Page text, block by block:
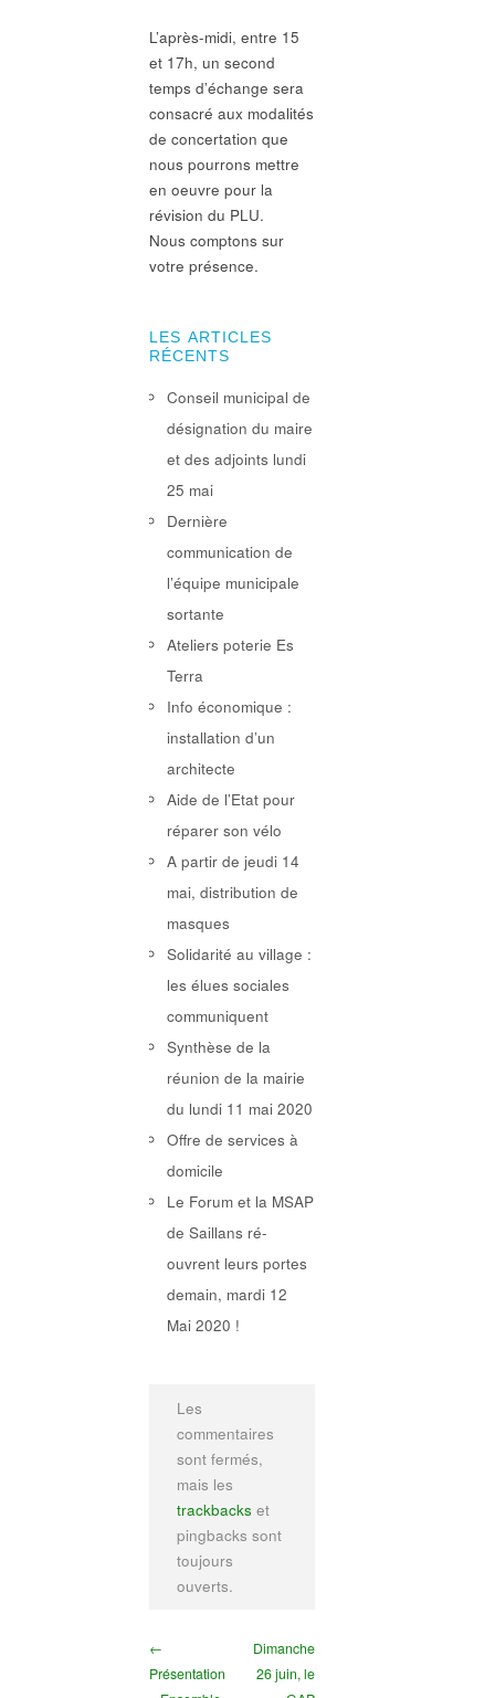
L’après-midi, entre 15
et 17h, un second
temps d’échange sera
consacré aux modalités
de concertation que
nous pourrons mettre
en oeuvre pour la
révision du PLU.
Nous comptons sur
votre présence.
LES ARTICLES
RÉCENTS
Conseil municipal de
désignation du maire
et des adjoints lundi
25 mai
Dernière
communication de
l’équipe municipale
sortante
Ateliers poterie Es
Terra
Info économique :
installation d’un
architecte
Aide de l’Etat pour
réparer son vélo
A partir de jeudi 14
mai, distribution de
masques
Solidarité au village :
les élues sociales
communiquent
Synthèse de la
réunion de la mairie
du lundi 11 mai 2020
Offre de services à
domicile
Le Forum et la MSAP
de Saillans ré-
ouvrent leurs portes
demain, mardi 12
Mai 2020 !
Les
commentaires
sont fermés,
mais les
trackbacks et
pingbacks sont
toujours
ouverts.
←
Présentation
Dimanche
26 juin, le